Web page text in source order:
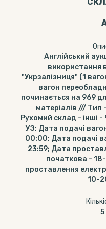
Англійський
використання
"Укрзалізниця" (1
вагон
починається на 969
матеріалів /// Тип
Рухомий склад - інші
УЗ; Дата подачі
00:00; Дата подачі
23:59; Дата
початкова -
проставлення
10-
5